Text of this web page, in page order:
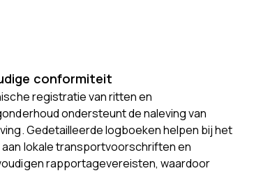
conformiteit
registratie van ritten en
ondersteunt de naleving van
Gedetailleerde logboeken helpen bij het
aan lokale transportvoorschriften en
rapportagevereisten, waardoor